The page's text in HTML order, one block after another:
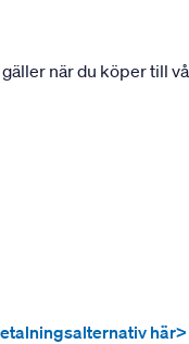
när du köper till
här>